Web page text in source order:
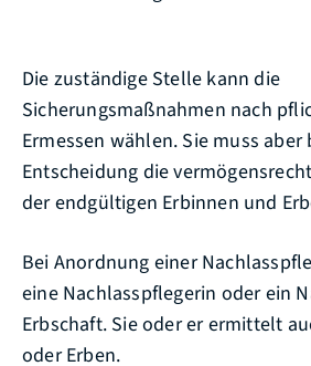
Die zuständige Stelle kann die
Sicherungsmaßnahmen nach
Ermessen wählen. Sie muss aber
Entscheidung die
der endgültigen Erbinnen und
Bei Anordnung einer
eine Nachlasspflegerin oder ein
Erbschaft. Sie oder er ermittelt
oder Erben.